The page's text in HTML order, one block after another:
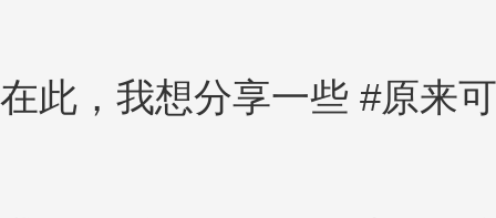
在此，我想分享一些 #原来